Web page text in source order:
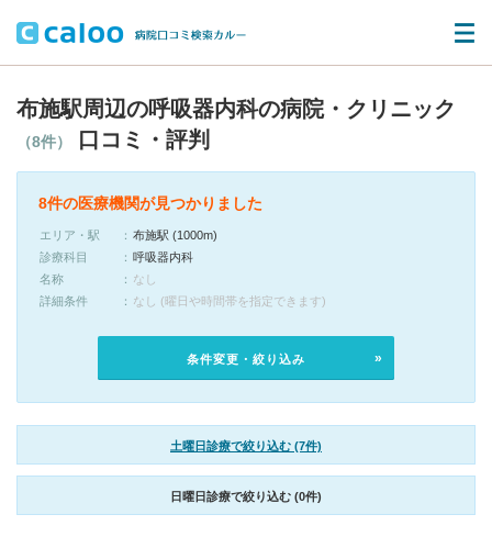
布施駅周辺の呼吸器内科の病院・クリニック
（8件） 口コミ・評判
8件の医療機関が見つかりました
エリア・駅
布施駅 (1000m)
診療科目
呼吸器内科
名称
なし
詳細条件
なし (曜日や時間帯を指定できます)
条件変更・絞り込み
土曜日診療で絞り込む (7件)
日曜日診療で絞り込む (0件)